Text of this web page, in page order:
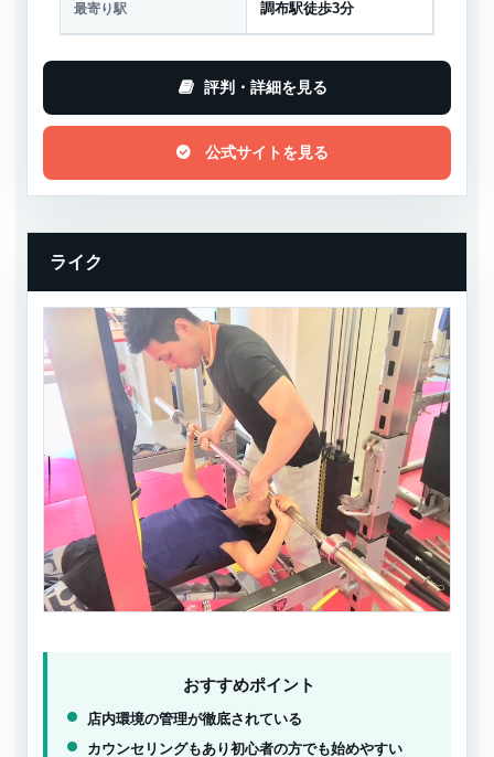
最寄り駅 調布駅徒歩3分
評判・詳細を見る
公式サイトを見る
ライク
おすすめポイント
店内環境の管理が徹底されている
カウンセリングもあり初心者の方でも始めやすい